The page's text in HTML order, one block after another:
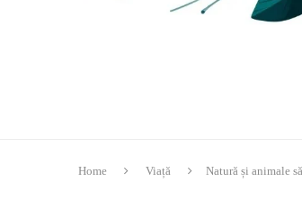
Home Viață Natură și animale